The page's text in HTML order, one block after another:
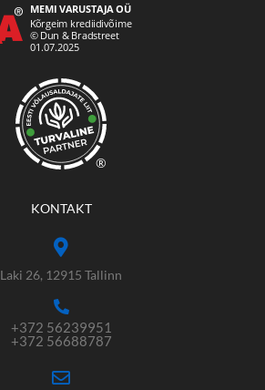
®
KONTAKT
Laki 26, 12915 Tallinn
+372 56239951
+372 56688787